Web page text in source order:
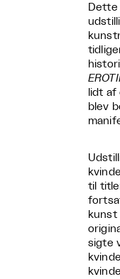
lidt af
blev
til
kunst
sigte